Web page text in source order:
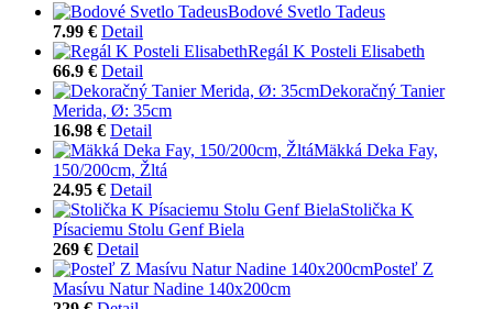
Bodové Svetlo Tadeus
7.99 € Detail
Regál K Posteli Elisabeth
66.9 € Detail
Dekoračný Tanier
Merida, Ø: 35cm
16.98 € Detail
Mäkká Deka Fay,
150/200cm, Žltá
24.95 € Detail
Stolička K
Písaciemu Stolu Genf Biela
269 € Detail
Posteľ Z
Masívu Natur Nadine 140x200cm